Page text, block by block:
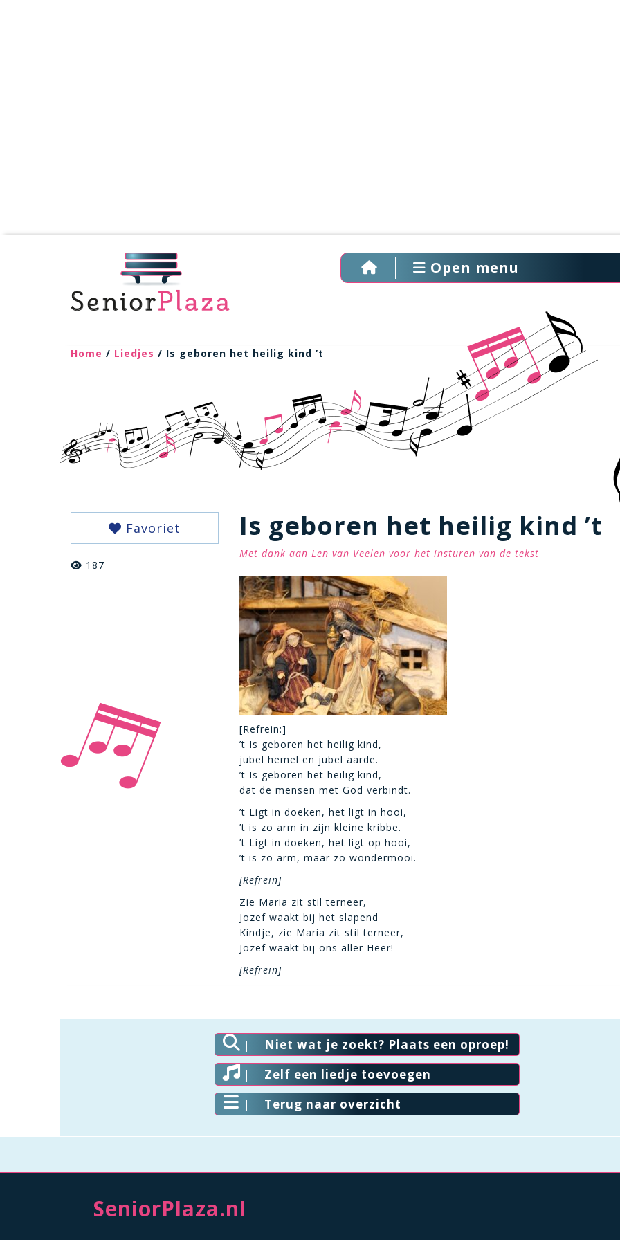
Open menu
Home / Liedjes / Is geboren het heilig kind ’t
Favoriet
187
Is geboren het heilig kind ’t
Met dank aan Len van Veelen voor het insturen van de tekst
[Refrein:]
’t Is geboren het heilig kind,
jubel hemel en jubel aarde.
’t Is geboren het heilig kind,
dat de mensen met God verbindt.
’t Ligt in doeken, het ligt in hooi,
’t is zo arm in zijn kleine kribbe.
’t Ligt in doeken, het ligt op hooi,
’t is zo arm, maar zo wondermooi.
[Refrein]
Zie Maria zit stil terneer,
Jozef waakt bij het slapend
Kindje, zie Maria zit stil terneer,
Jozef waakt bij ons aller Heer!
[Refrein]
Niet wat je zoekt? Plaats een oproep!
Zelf een liedje toevoegen
Terug naar overzicht
SeniorPlaza.nl